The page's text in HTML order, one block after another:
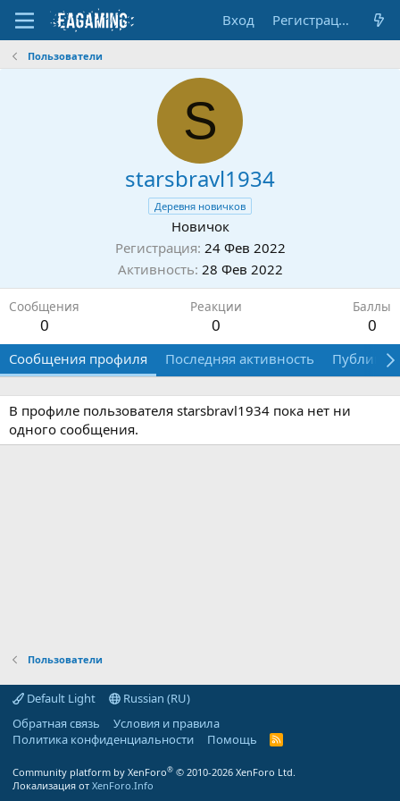
Вход Регистрация
Пользователи
S
starsbravl1934
Деревня новичков
Новичок
Регистрация 24 Фев 2022
Активность 28 Фев 2022
Сообщения
0
Реакции
0
Баллы
0
Сообщения профиля Последняя активность
В профиле пользователя starsbravl1934 пока нет ни
одного сообщения.
Пользователи
Default Light
Russian (RU)
Обратная связь
Условия и правила
Политика конфиденциальности
Помощь
R
Community platform by XenForo® © 2010-2026 XenForo Ltd.
Локализация от XenForo.Info